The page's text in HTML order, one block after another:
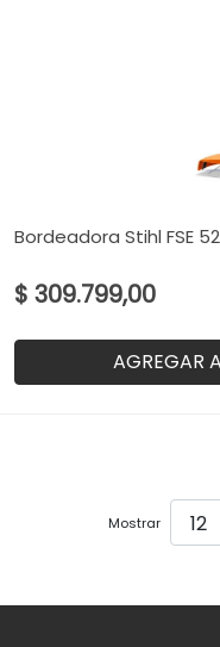
Bordeadora Stihl FSE 52
$ 309.799,00
AGREGAR
Mostrar